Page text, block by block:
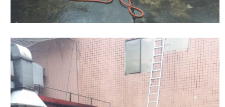
資
訊
相
關
連
結